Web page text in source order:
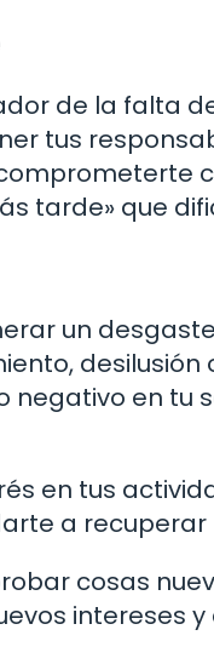
de la falta
tus
tarde» que
un
desilusión
en tu
en tus
a recuperar
cosas
intereses